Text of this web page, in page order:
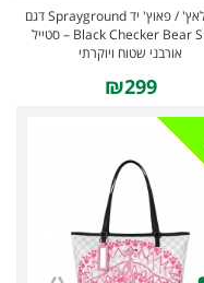
תיק קלאץ' / פאוץ' יד Sprayground דגם
Black Checker Bear Shark – סטייל
אורבני שטוח ויוקרתי
₪299